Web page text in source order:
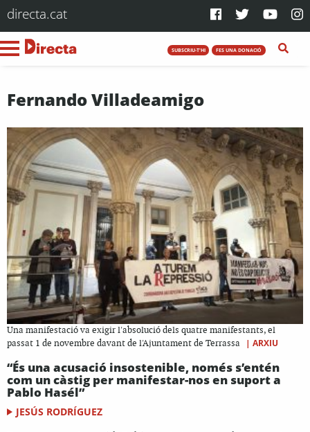
directa.cat
SUBSCRIU-T'HI FES UNA DONACIÓ
Fernando Villadeamigo
Una manifestació va exigir l'absolució dels quatre manifestants, el
passat 1 de novembre davant de l'Ajuntament de Terrassa
| ARXIU
“És una acusació insostenible, només s’entén
com un càstig per manifestar-nos en suport a
Pablo Hasél”
JESÚS RODRÍGUEZ